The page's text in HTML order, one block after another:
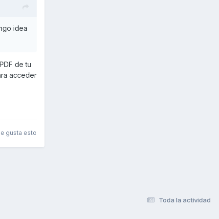
idea
de tu
acceder
gusta esto
Toda la actividad